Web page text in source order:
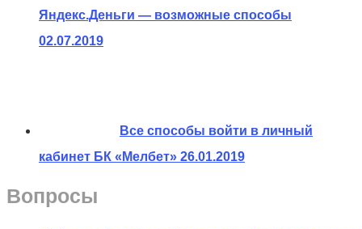
Яндекс.Деньги — возможные способы
02.07.2019
Все способы войти в личный
кабинет БК «Мелбет» 26.01.2019
Вопросы